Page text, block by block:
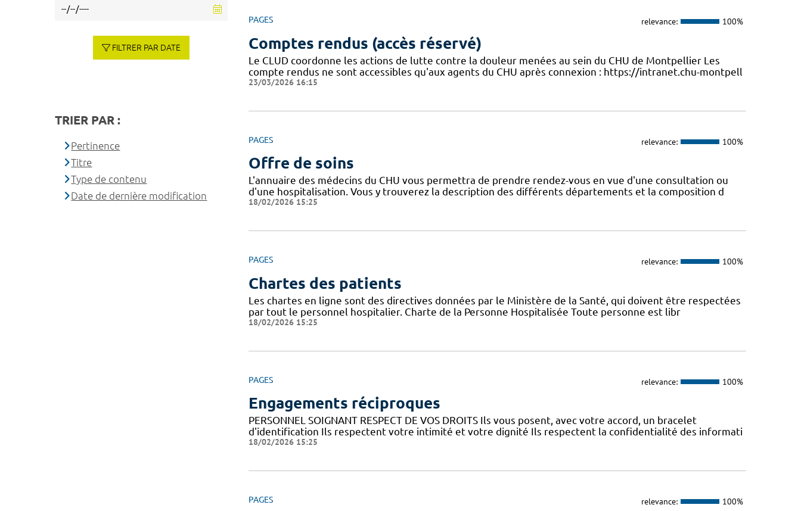
PAGES relevance: 100%
Comptes rendus (accès réservé)
Le CLUD coordonne les actions de lutte contre la douleur menées au sein du CHU de Montpellier Les
compte rendus ne sont accessibles qu'aux agents du CHU après connexion : https://intranet.chu-montpell
23/03/2026 16:15
PAGES relevance: 100%
Offre de soins
L'annuaire des médecins du CHU vous permettra de prendre rendez-vous en vue d'une consultation ou
d'une hospitalisation. Vous y trouverez la description des différents départements et la composition d
18/02/2026 15:25
PAGES relevance: 100%
Chartes des patients
Les chartes en ligne sont des directives données par le Ministère de la Santé, qui doivent être respectées
par tout le personnel hospitalier. Charte de la Personne Hospitalisée Toute personne est libr
18/02/2026 15:25
PAGES relevance: 100%
Engagements réciproques
PERSONNEL SOIGNANT RESPECT DE VOS DROITS Ils vous posent, avec votre accord, un bracelet
d'identification Ils respectent votre intimité et votre dignité Ils respectent la confidentialité des informati
18/02/2026 15:25
PAGES relevance: 100%
FILTRER PAR DATE
TRIER PAR :
Pertinence
Titre
Type de contenu
Date de dernière modification